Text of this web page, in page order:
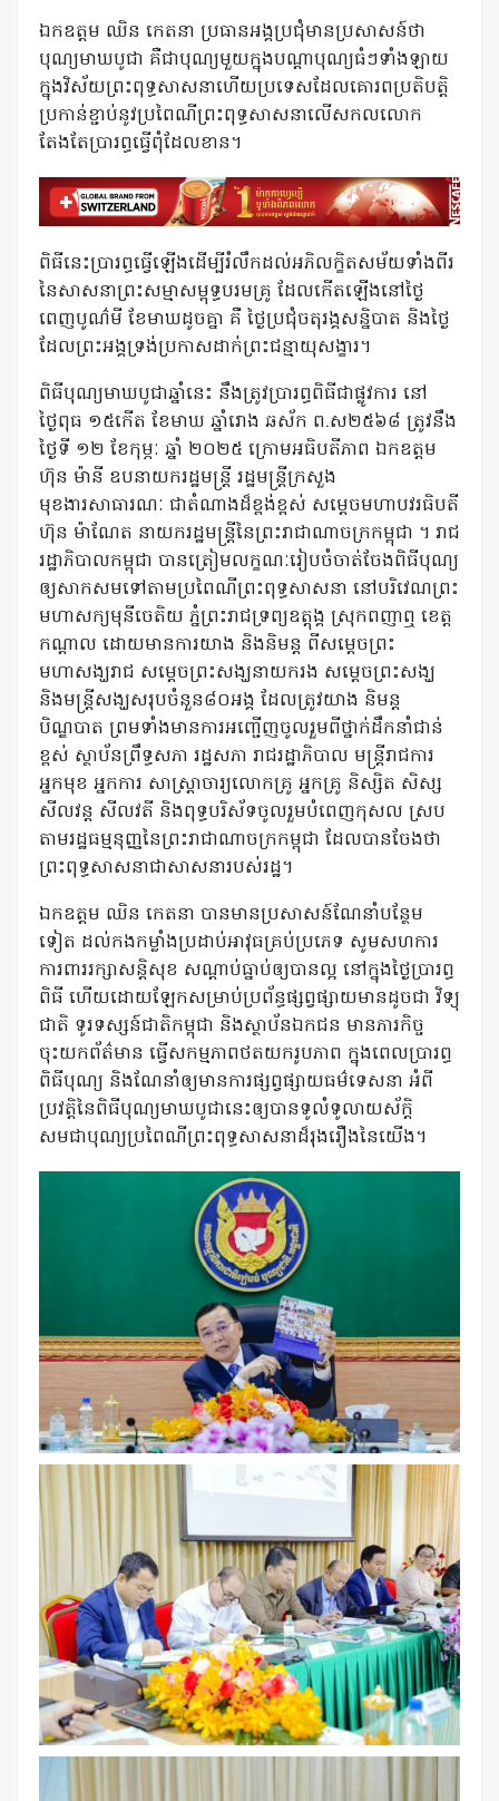
ឯកឧត្តម ឈិន កេតនា ប្រធានអង្គប្រជុំមានប្រសាសន៍ថា
បុណ្យមាឃបូជា គឺជាបុណ្យមួយក្នុងបណ្តាបុណ្យធំៗទាំងឡាយ
ក្នុងវិស័យព្រះពុទ្ធសាសនាហើយប្រទេសដែលគោរពប្រតិបត្តិ
ប្រកាន់ខ្ជាប់នូវប្រពៃណីព្រះពុទ្ធសាសនាលើសកលលោក
តែងតែប្រារព្ធធ្វើពុំដែលខាន។
ពិធីនេះប្រារព្ធធ្វើឡើងដើម្បីរំលឹកដល់អភិលក្ខិតសម័យទាំងពីរ
នៃសាសនាព្រះសម្មាសម្ពុទ្ធបរមគ្រូ ដែលកើតឡើងនៅថ្ងៃ
ពេញបូណ៌មី ខែមាឃដូចគ្នា គឺ ថ្ងៃប្រជុំចតុរង្គសន្និបាត និងថ្ងៃ
ដែលព្រះអង្គទ្រង់ប្រកាសដាក់ព្រះជន្មាយុសង្ខារ។
ពិធីបុណ្យមាឃបូជាឆ្នាំនេះ នឹងត្រូវប្រារព្ធពិធីជាផ្លូវការ នៅ
ថ្ងៃពុធ ១៥កើត ខែមាឃ ឆ្នាំរោង ឆស័ក ព.ស២៥៦៨ ត្រូវនឹង
ថ្ងៃទី ១២ ខែកុម្ភៈ ឆ្នាំ ២០២៥ ក្រោមអធិបតីភាព ឯកឧត្តម
ហ៊ុន ម៉ានី ឧបនាយករដ្ឋមន្ត្រី រដ្ឋមន្ត្រីក្រសួង
មុខងារសាធារណៈ ជាតំណាងដ៏ខ្ពង់ខ្ពស់ សម្ដេចមហាបវរធិបតី
ហ៊ុន ម៉ាណែត នាយករដ្ឋមន្ត្រីនៃព្រះរាជាណាចក្រកម្ពុជា ។ រាជ
រដ្ឋាភិបាលកម្ពុជា បានត្រៀមលក្ខណៈរៀបចំចាត់ចែងពិធីបុណ្យ
ឲ្យសាកសមទៅតាមប្រពៃណីព្រះពុទ្ធសាសនា នៅបរិវេណព្រះ
មហាសក្យមុនីចេតិយ ភ្នំព្រះរាជទ្រព្យឧត្តុង្គ ស្រុកពញាឮ ខេត្ត
កណ្ដាល ដោយមានការយាង និងនិមន្ត ពីសម្ដេចព្រះ
មហាសង្ឃរាជ សម្ដេចព្រះសង្ឃនាយករង សម្តេចព្រះសង្ឃ
និងមន្ត្រីសង្ឃសរុបចំនួន៨០អង្គ ដែលត្រូវយាង និមន្ត
បិណ្ឌបាត ព្រមទាំងមានការអញ្ជើញចូលរួមពីថ្នាក់ដឹកនាំជាន់
ខ្ពស់ ស្ថាប័នព្រឹទ្ធសភា រដ្ឋសភា រាជរដ្ឋាភិបាល មន្ត្រីរាជការ
អ្នកមុខ អ្នកការ សាស្ត្រាចារ្យលោកគ្រូ អ្នកគ្រូ និស្សិត សិស្ស
សីលវន្ត សីលវតី និងពុទ្ធបរិស័ទចូលរួមបំពេញកុសល ស្រប
តាមរដ្ឋធម្មនុញ្ញនៃព្រះរាជាណាចក្រកម្ពុជា ដែលបានចែងថា
ព្រះពុទ្ធសាសនាជាសាសនារបស់រដ្ឋ។
ឯកឧត្តម ឈិន កេតនា បានមានប្រសាសន៍ណែនាំបន្ថែម
ទៀត ដល់កងកម្លាំងប្រដាប់អាវុធគ្រប់ប្រភេទ សូមសហការ
ការពាររក្សាសន្តិសុខ សណ្ដាប់ធ្នាប់ឲ្យបានល្អ នៅក្នុងថ្ងៃប្រារព្ធ
ពិធី ហើយដោយឡែកសម្រាប់ប្រព័ន្ធផ្សព្វផ្សាយមានដូចជា វិទ្យុ
ជាតិ ទូរទស្សន៍ជាតិកម្ពុជា និងស្ថាប័នឯកជន មានភារកិច្ច
ចុះយកព័ត៌មាន ធ្វើសកម្មភាពថតយករូបភាព ក្នុងពេលប្រារព្ធ
ពិធីបុណ្យ និងណែនាំឲ្យមានការផ្សព្វផ្សាយធម៌ទេសនា អំពី
ប្រវត្តិនៃពិធីបុណ្យមាឃបូជានេះឲ្យបានទូលំទូលាយស័ក្តិ
សមជាបុណ្យប្រពៃណីព្រះពុទ្ធសាសនាដ៏រុងរឿងនៃយើង។